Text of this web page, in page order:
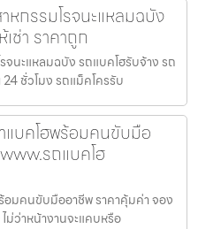
กรรมโรจนะแหลมฉบัง
ช่า ราคาถูก
นะแหลมฉบัง รถแบคโฮรับจ้าง รถ
ชั่วโมง รถแม็คโครรับ
แบคโฮพร้อมคนขับมือ
รถแบคโฮ
อมคนขับมืออาชีพ ราคาคุ้มค่า จอง
ว่าหน้างานจะแคบหรือ